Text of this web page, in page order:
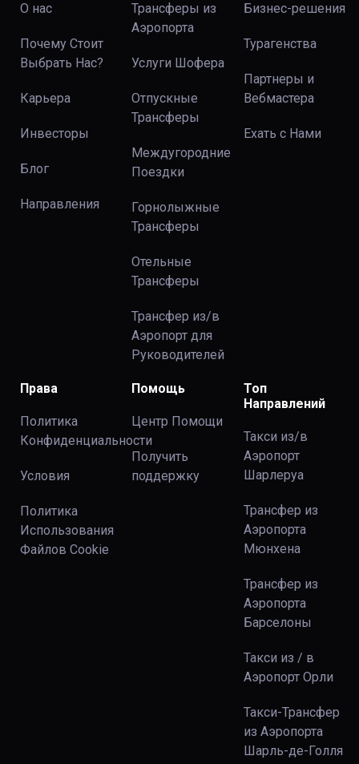
О нас
Почему Стоит
Выбрать Нас?
Карьера
Инвесторы
Блог
Направления
Трансферы из
Аэропорта
Услуги Шофера
Отпускные
Трансферы
Междугородние
Поездки
Горнолыжные
Трансферы
Отельные
Трансферы
Трансфер из/в
Аэропорт для
Руководителей
Бизнес-решения
Турагенства
Партнеры и
Вебмастера
Ехать с Нами
Права
Политика
Конфиденциальности
Условия
Политика
Использования
Файлов Сookie
Помощь
Центр Помощи
Получить
поддержку
Топ
Направлений
Такси из/в
Аэропорт
Шарлеруа
Трансфер из
Аэропорта
Мюнхена
Трансфер из
Аэропорта
Барселоны
Такси из / в
Аэропорт Орли
Такси-Трансфер
из Аэропорта
Шарль-де-Голля